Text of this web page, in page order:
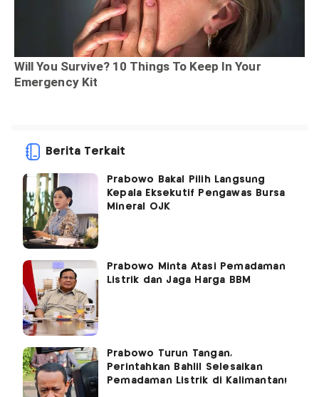
Berita Terkait
Prabowo Bakal Pilih Langsung
Kepala Eksekutif Pengawas Bursa
Mineral OJK
Prabowo Minta Atasi Pemadaman
Listrik dan Jaga Harga BBM
Prabowo Turun Tangan,
Perintahkan Bahlil Selesaikan
Pemadaman Listrik di Kalimantan!